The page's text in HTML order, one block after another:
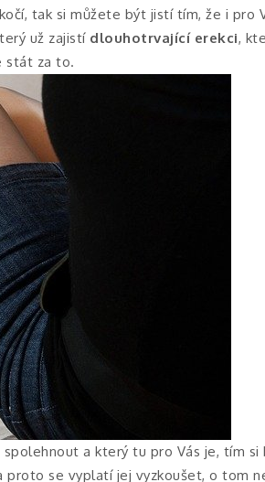
tak si můžete být jistí tím, že i pro
už zajistí dlouhotrvající erekci,
stát za to.
a který tu pro Vás je, tím
se vyplatí jej vyzkoušet, o tom